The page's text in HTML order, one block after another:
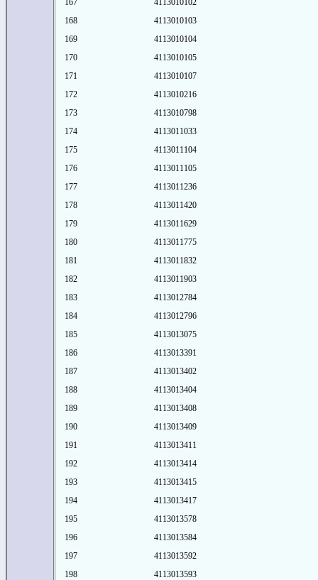
167
4113010102
168
4113010103
169
4113010104
170
4113010105
171
4113010107
172
4113010216
173
4113010798
174
4113011033
175
4113011104
176
4113011105
177
4113011236
178
4113011420
179
4113011629
180
4113011775
181
4113011832
182
4113011903
183
4113012784
184
4113012796
185
4113013075
186
4113013391
187
4113013402
188
4113013404
189
4113013408
190
4113013409
191
4113013411
192
4113013414
193
4113013415
194
4113013417
195
4113013578
196
4113013584
197
4113013592
198
4113013593